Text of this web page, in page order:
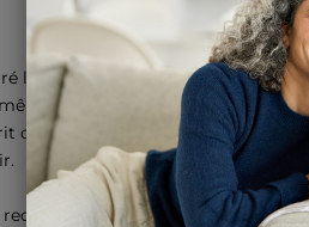
les inconforts possibles, les
Il est cependant conseillé
que les régions clitoridiennes,
recommandé d’être physiquement